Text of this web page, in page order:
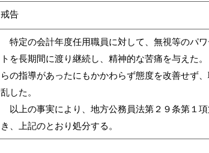
戒告
特定の会計年度任用職員に対して、無視等のパ
トを長期間に渡り継続し、精神的な苦痛を与えた
らの指導があったにもかかわらず態度を改善せず
乱した。
以上の事実により、地方公務員法第２９条第１
き、上記のとおり処分する。